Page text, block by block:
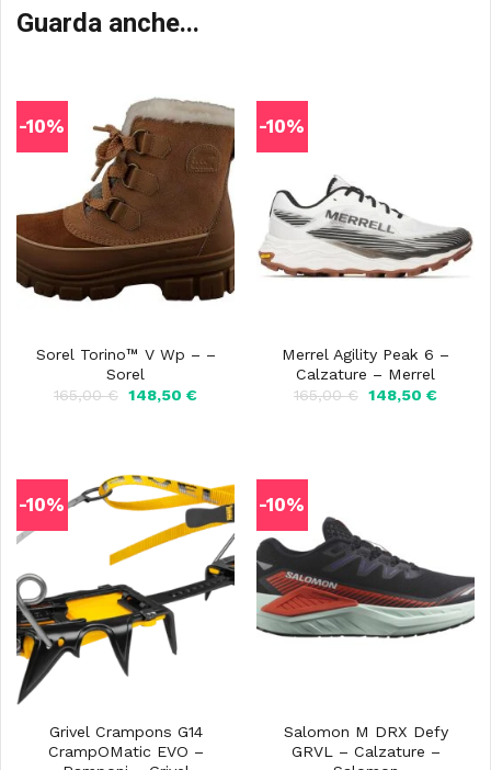
Guarda anche...
-10%
Sorel Torino™ V Wp – –
Sorel
165,00€ Il
148,50€Il
-10%
Merrel Agility Peak 6 –
Calzature – Merrel
165,00€ Il
148,50€Il
-10%
Grivel Crampons G14
CrampOMatic EVO –
-10%
Salomon M DRX Defy
GRVL – Calzature –